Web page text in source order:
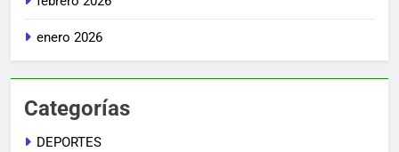
enero 2026
Categorías
DEPORTES